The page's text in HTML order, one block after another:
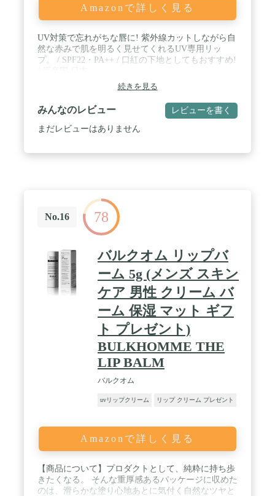
Amazonで詳しく見る
UV対策で忘れがちな唇に! 紫外線カットしながら自
然な赤みで肌を明るく見せてくれるUV専用リッ
プ。 / SPF22・PA++ / 口紅の下地としてもおすすめ!
続きを見る
みんなのレビュー レビューを書く
まだレビューはありません
No.16 78
バルクオム リップバ
ーム 5g (メンズ スキン
ケア 男性 クリーム バ
ーム 保湿 マット ギフ
ト プレゼント)
BULKHOMME THE
LIP BALM
バルクオム
uvリップクリーム リップ クリーム プレゼント
Amazonで詳しく見る
【商品について】プロダクトとして、純粋に持ち歩
きたくなる。 そんな重厚感あるパッケージに収めた
のは、滑らかな塗り心地あとに気付く自然なツヤと